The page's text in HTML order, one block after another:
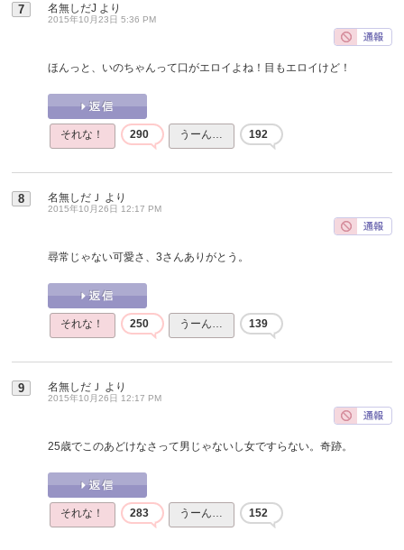
7 名無しだJ より
2015年10月23日 5:36 PM
ほんっと、いのちゃんって口がエロイよね！目もエロイけど！
それな！ 290 うーん… 192
8 名無しだＪ より
2015年10月26日 12:17 PM
尋常じゃない可愛さ、3さんありがとう。
それな！ 250 うーん… 139
9 名無しだＪ より
2015年10月26日 12:17 PM
25歳でこのあどけなさって男じゃないし女ですらない。奇跡。
それな！ 283 うーん… 152